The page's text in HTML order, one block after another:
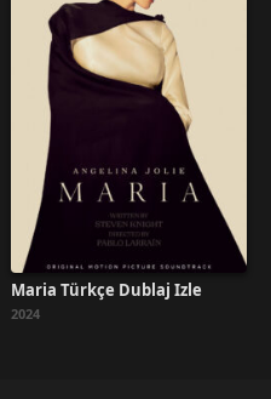
Maria Türkçe Dublaj İzle
2024